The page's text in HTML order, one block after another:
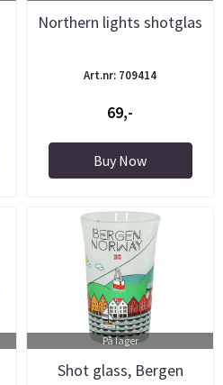
Northern lights shotglas
Art.nr: 709414
69,-
Buy Now
På lager
Shot glass, Bergen